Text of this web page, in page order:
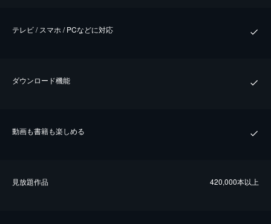
テレビ / スマホ / PCなどに対応
ダウンロード機能
動画も書籍も楽しめる
⾒放題作品 420,000本以上